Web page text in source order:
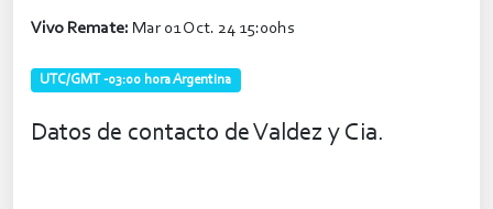
Vivo Remate: Mar 01 Oct. 24 15:00hs
UTC/GMT -03:00 hora Argentina
Datos de contacto de Valdez y Cia.